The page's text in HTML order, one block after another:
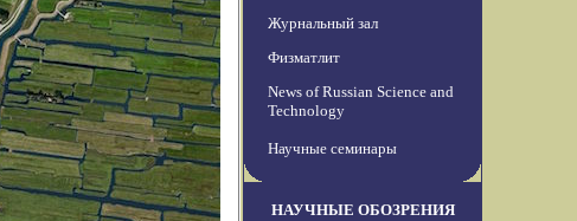
Журнальный зал
Физматлит
News of Russian Science and
Technology
Научные семинары
НАУЧНЫЕ ОБОЗРЕНИЯ